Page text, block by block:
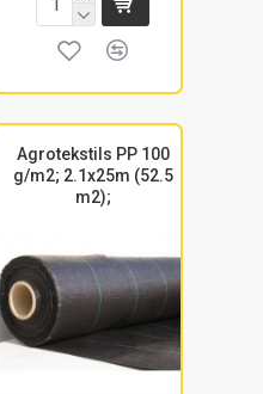
Agrotekstils PP 100
g/m2; 2.1x25m (52.5
m2);